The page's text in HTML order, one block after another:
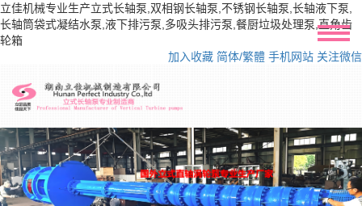
立佳机械专业生产立式长轴泵,双相钢长轴泵,不锈钢长轴泵,长轴液下泵,
长轴筒袋式凝结水泵,液下排污泵,多吸头排污泵,餐厨垃圾处理泵,直角齿
轮箱
加入收藏 简体/繁體 手机网站 关注微信